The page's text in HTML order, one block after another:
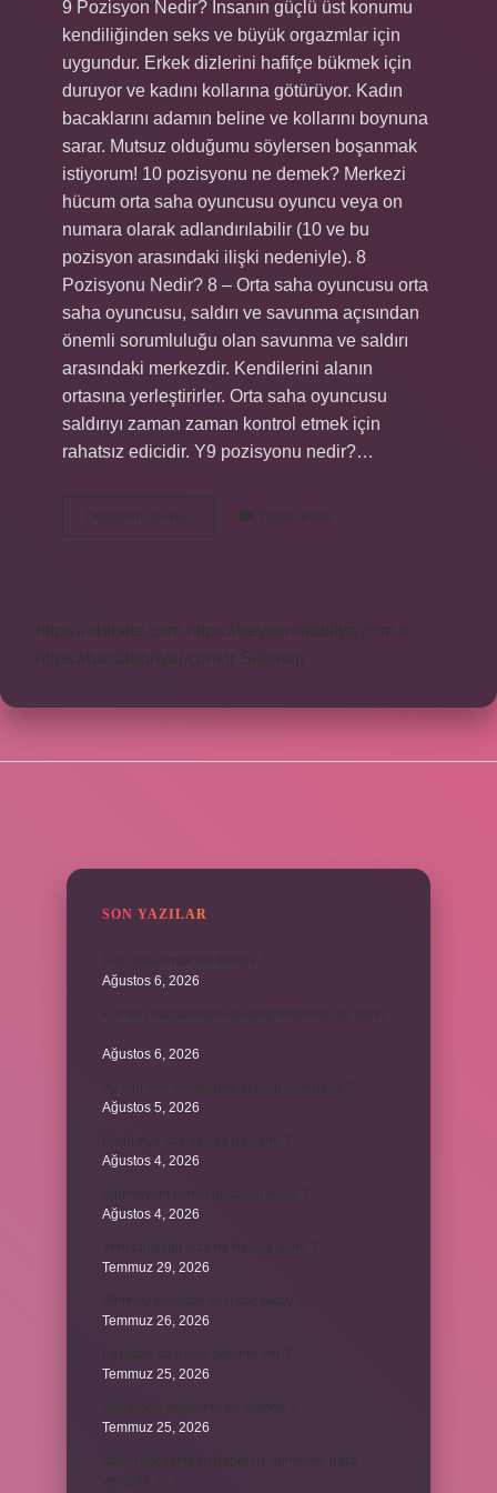
9 Pozisyon Nedir? İnsanın güçlü üst konumu
kendiliğinden seks ve büyük orgazmlar için
uygundur. Erkek dizlerini hafifçe bükmek için
duruyor ve kadını kollarına götürüyor. Kadın
bacaklarını adamın beline ve kollarını boynuna
sarar. Mutsuz olduğumu söylersen boşanmak
istiyorum! 10 pozisyonu ne demek? Merkezi
hücum orta saha oyuncusu oyuncu veya on
numara olarak adlandırılabilir (10 ve bu
pozisyon arasındaki ilişki nedeniyle). 8
Pozisyonu Nedir? 8 – Orta saha oyuncusu orta
saha oyuncusu, saldırı ve savunma açısından
önemli sorumluluğu olan savunma ve saldırı
arasındaki merkezdir. Kendilerini alanın
ortasına yerleştirirler. Orta saha oyuncusu
saldırıyı zaman zaman kontrol etmek için
rahatsız edicidir. Y9 pozisyonu nedir?…
Devamını okuyun
Pozisyonu
Yorum Bırak
https://obirsite.com
https://beysanmobilya.com.tr
https://bastdebriyaj.com.tr Sitemap
SON YAZILAR
Ağustos 6, 2026
Kur’an’ı baştan sona okuyup bitirmeye ne denir
Ağustos 6, 2026
Ağustos 5, 2026
Ağustos 4, 2026
Ağustos 4, 2026
Temmuz 29, 2026
Temmuz 26, 2026
Temmuz 25, 2026
Temmuz 25, 2026